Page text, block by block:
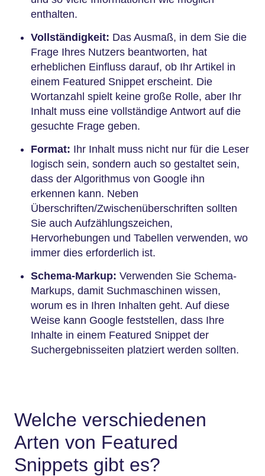
enthalten.
Vollständigkeit: Das Ausmaß, in dem Sie die
Frage Ihres Nutzers beantworten, hat
erheblichen Einfluss darauf, ob Ihr Artikel in
einem Featured Snippet erscheint. Die
Wortanzahl spielt keine große Rolle, aber Ihr
Inhalt muss eine vollständige Antwort auf die
gesuchte Frage geben.
Format: Ihr Inhalt muss nicht nur für die Leser
logisch sein, sondern auch so gestaltet sein,
dass der Algorithmus von Google ihn
erkennen kann. Neben
Überschriften/Zwischenüberschriften sollten
Sie auch Aufzählungszeichen,
Hervorhebungen und Tabellen verwenden, wo
immer dies erforderlich ist.
Schema-Markup: Verwenden Sie Schema-
Markups, damit Suchmaschinen wissen,
worum es in Ihren Inhalten geht. Auf diese
Weise kann Google feststellen, dass Ihre
Inhalte in einem Featured Snippet der
Suchergebnisseiten platziert werden sollten.
Welche verschiedenen
Arten von Featured
Snippets gibt es?